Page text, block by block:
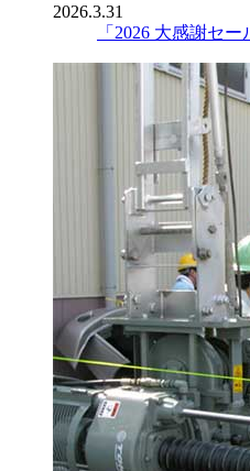
2026.3.31
「2026 大感謝セ